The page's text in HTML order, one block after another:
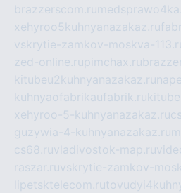
brazzerscom.ru
xehyroo5kuhnyanazakaz.ru
vskrytie-zamkov-moskva-
zed-online.rupimchax.ru
kitubeu2kuhnyanazakaz.ru
kuhnyaofabrikaufabrik.ru
xehyroo-5-kuhnyanazakaz.ru
guzywia-4-kuhnyanazakaz.ru
cs68.ruvladivostok-map.ru
raszar.ruvskrytie-zamkov-
lipetsktelecom.ru